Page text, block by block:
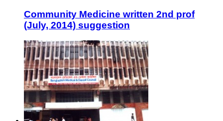
Community Medicine written 2nd prof
(July, 2014) suggestion